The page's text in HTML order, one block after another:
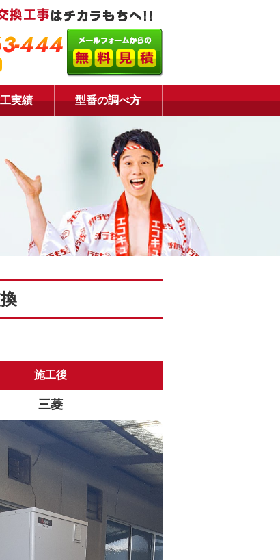
444
実績 型番の調べ方
施工後
三菱